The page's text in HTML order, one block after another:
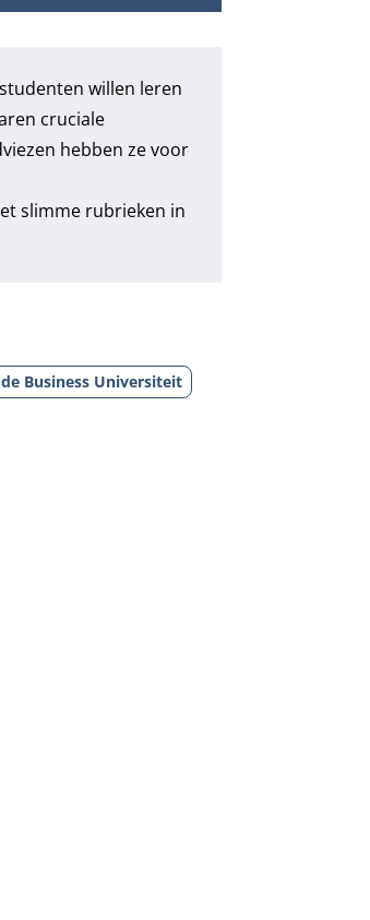
willen leren
cruciale
hebben ze voor
slimme rubrieken in
Business Universiteit